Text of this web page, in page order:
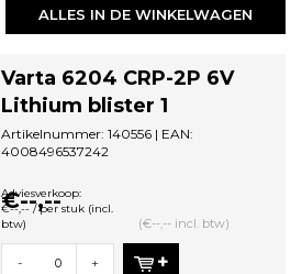
ALLES IN DE WINKELWAGEN
Varta 6204 CRP-2P 6V
Lithium blister 1
Artikelnummer: 140556 | EAN:
4008496537242
bestelhoeveelheid: 1
€--,--
Adviesverkoop:
€--,-- / per stuk (incl.
btw)
(€--,-- incl. btw)
- +